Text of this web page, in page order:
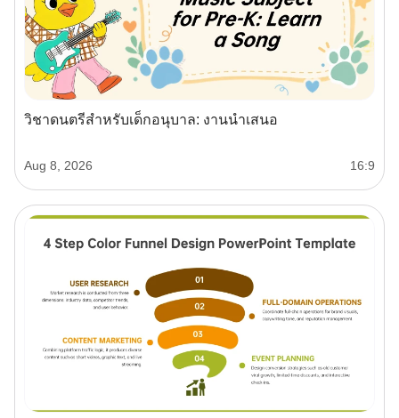
วิชาดนตรีสำหรับเด็กอนุบาล: งานนำเสนอ
Aug 8, 2026 16:9